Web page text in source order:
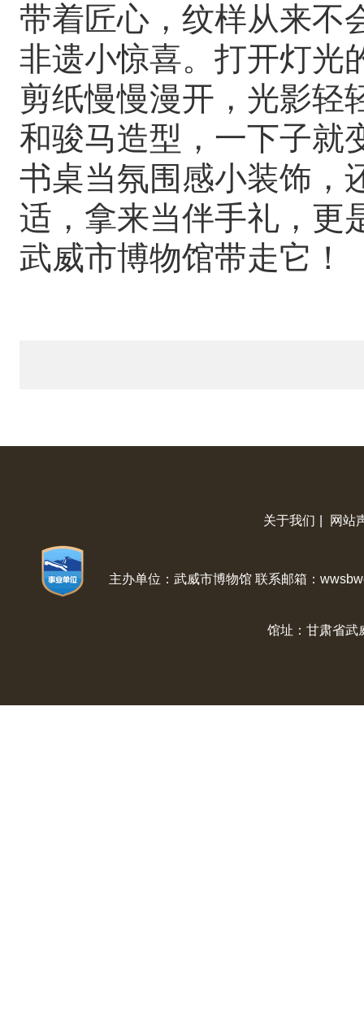
带着匠心，纹样从来不
非遗小惊喜。打开灯光
剪纸慢慢漫开，光影轻
和骏马造型，一下子就
书桌当氛围感小装饰，
适，拿来当伴手礼，更
武威市博物馆带走它！
关于我们 网站
主办单位：武威市博物馆 联系邮箱：
馆址：甘肃省武